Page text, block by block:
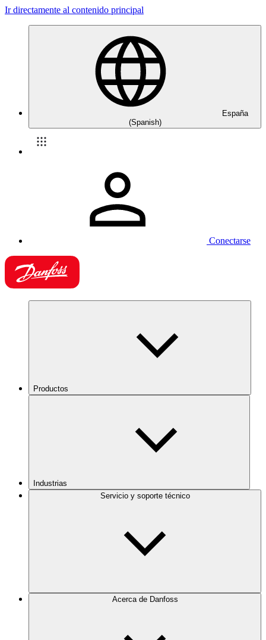
Ir directamente al contenido principal
España
(Spanish)
Conectarse
Productos
Industrias
Servicio y soporte técnico
Acerca de Danfoss